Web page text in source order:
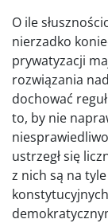
O ile
nierzadko
prywatyzacji
rozwiązania
dochować
to, by nie
ustrzegł się
z nich są na